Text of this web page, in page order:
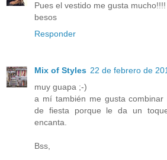
Pues el vestido me gusta mucho!!!!
besos
Responder
Mix of Styles 22 de febrero de
muy guapa ;-)
a mí también me gusta
de fiesta porque le da un
encanta.
Bss,